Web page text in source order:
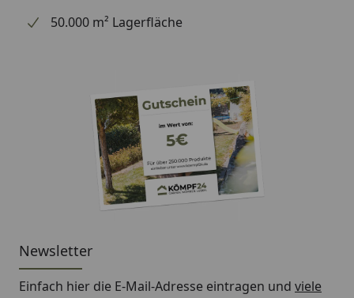
50.000 m² Lagerfläche
Newsletter
Einfach hier die E-Mail-Adresse eintragen und viele